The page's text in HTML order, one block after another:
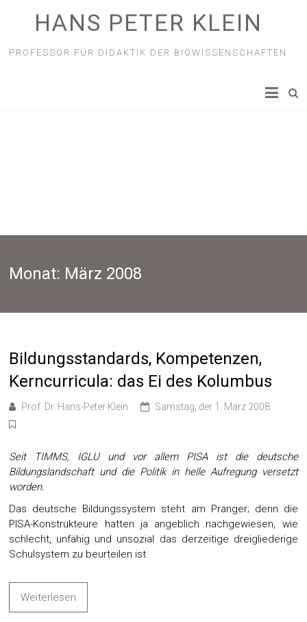
HANS PETER KLEIN
PROFESSOR FÜR DIDAKTIK DER BIOWISSENSCHAFTEN
Monat: März 2008
Bildungsstandards, Kompetenzen,
Kerncurricula: das Ei des Kolumbus
Prof. Dr. Hans-Peter Klein Samstag, der 1. März 2008
Seit TIMMS, IGLU und vor allem PISA ist die deutsche
Bildungslandschaft und die Politik in helle Aufregung versetzt
worden.
Das deutsche Bildungssystem steht am Pranger; denn die
PISA-Konstrukteure hatten ja angeblich nachgewiesen, wie
schlecht, unfähig und unsozial das derzeitige dreigliederige
Schulsystem zu beurteilen ist.
Weiterlesen